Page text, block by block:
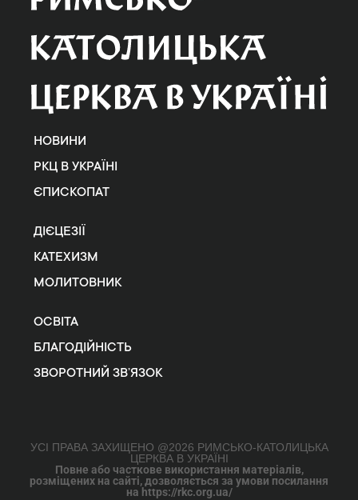
НОВИНИ
РКЦ В УКРАЇНІ
ЄПИСКОПАТ
ДІЄЦЕЗІЇ
КАТЕХИЗМ
МОЛИТОВНИК
ОСВІТА
БЛАГОДІЙНІСТЬ
ЗВОРОТНИЙ ЗВ’ЯЗОК
УСІ ПРАВА ЗАХИЩЕНО @2026 РИМСЬКО-КАТОЛИЦЬКА
ЦЕРКВА В УКРАЇНІ
Повне або часткове використання матеріалів,
розміщених на сайті, дозволяється за умови посилання
на https://rkc.org.ua/